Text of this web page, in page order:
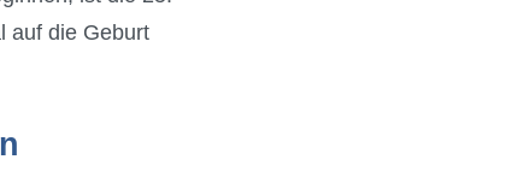
auf die Geburt